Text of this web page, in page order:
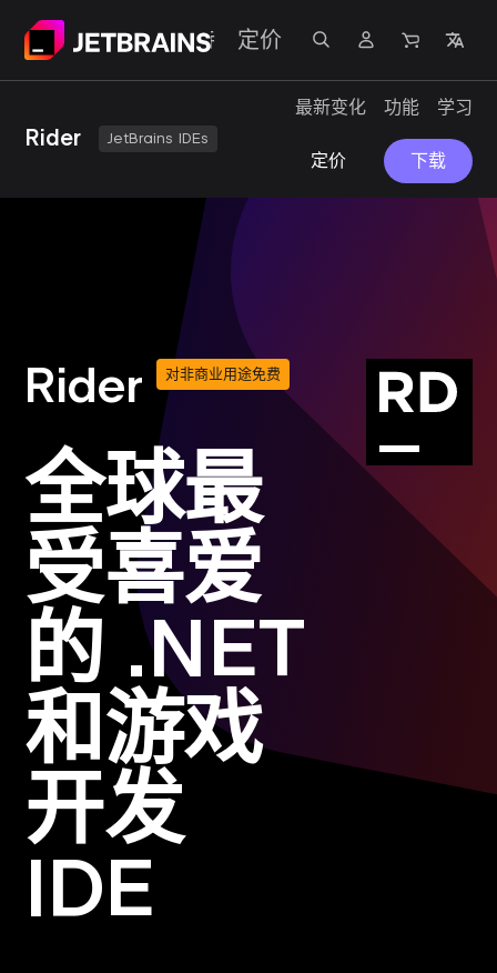
育 解决方案 支持 定价
Rider JetBrains IDEs
最新变化 功能 学习
定价 下载
Rider 对非商业用途免费
全球最
受喜爱
的 .NET
和游戏
开发
IDE